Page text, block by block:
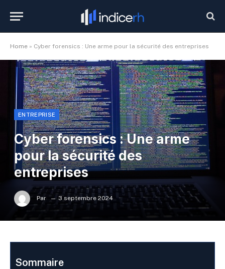
Home » Cyber forensics : Une arme pour la sécurité des entreprises
ENTREPRISE
Cyber forensics : Une arme
pour la sécurité des
entreprises
Par 3 septembre 2024
Sommaire